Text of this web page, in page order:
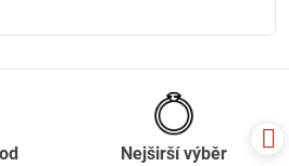
Nejširší výběr